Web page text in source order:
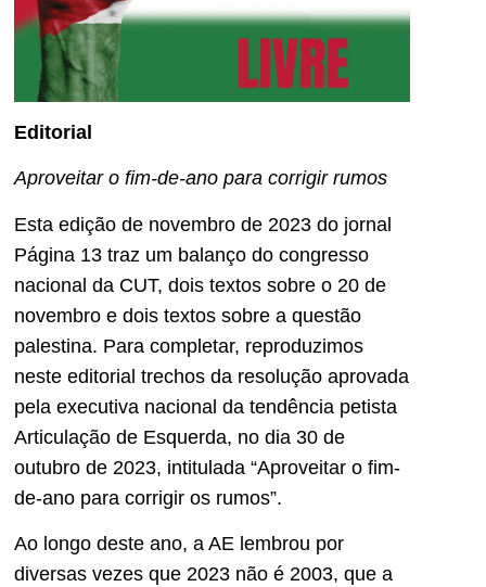
Editorial
Aproveitar o fim-de-ano para corrigir rumos
Esta edição de novembro de 2023 do jornal
Página 13 traz um balanço do congresso
nacional da CUT, dois textos sobre o 20 de
novembro e dois textos sobre a questão
palestina. Para completar, reproduzimos
neste editorial trechos da resolução aprovada
pela executiva nacional da tendência petista
Articulação de Esquerda, no dia 30 de
outubro de 2023, intitulada “Aproveitar o fim-
de-ano para corrigir os rumos”.
Ao longo deste ano, a AE lembrou por
diversas vezes que 2023 não é 2003, que a